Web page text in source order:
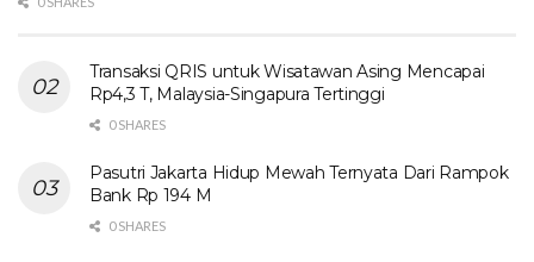
Transaksi QRIS untuk Wisatawan Asing Mencapai
Rp4,3 T, Malaysia-Singapura Tertinggi
0 SHARES
Pasutri Jakarta Hidup Mewah Ternyata Dari Rampok
Bank Rp 194 M
0 SHARES